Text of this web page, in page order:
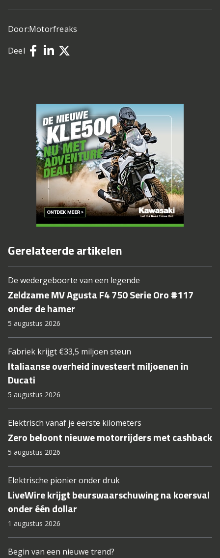
Door:Motorfreaks
Deel
Gerelateerde artikelen
De wedergeboorte van een legende
Zeldzame MV Agusta F4 750 Serie Oro #117
onder de hamer
5 augustus 2026
Fabriek krijgt €33,5 miljoen steun
Italiaanse overheid investeert miljoenen in
Ducati
5 augustus 2026
Elektrisch vanaf je eerste kilometers
Zero beloont nieuwe motorrijders met cashback
5 augustus 2026
Elektrische pionier onder druk
LiveWire krijgt beurswaarschuwing na koersval
onder één dollar
1 augustus 2026
Begin van een nieuwe trend?